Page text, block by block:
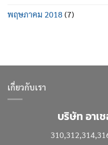
พฤษภาคม 2018(7)
เกี่ยวกับเรา
บริษัท อาเ